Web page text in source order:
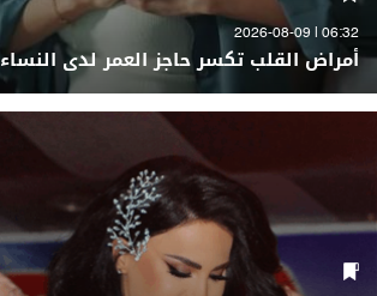
06:32 | 2026-08-09
أمراض القلب تكسر حاجز العمر لدى النساء